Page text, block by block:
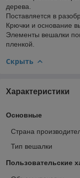
дерева.
Поставляется в
Крючки и основание
Элементы вешалки
пленкой.
Скрыть
Характеристики
Основные
Страна
Тип вешалки
Пользовательские